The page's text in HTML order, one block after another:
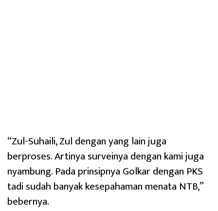
“Zul-Suhaili, Zul dengan yang lain juga
berproses. Artinya surveinya dengan kami juga
nyambung. Pada prinsipnya Golkar dengan PKS
tadi sudah banyak kesepahaman menata NTB,”
bebernya.